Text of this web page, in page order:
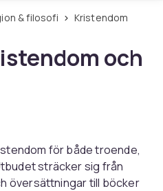
& filosofi Kristendom
och
för både troende,
sträcker sig från
översättningar till böcker